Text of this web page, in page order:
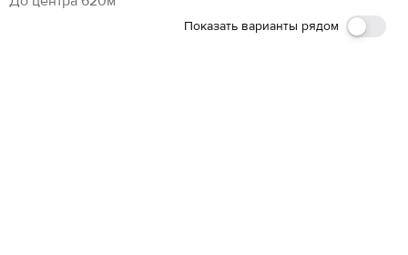
Показать варианты рядом